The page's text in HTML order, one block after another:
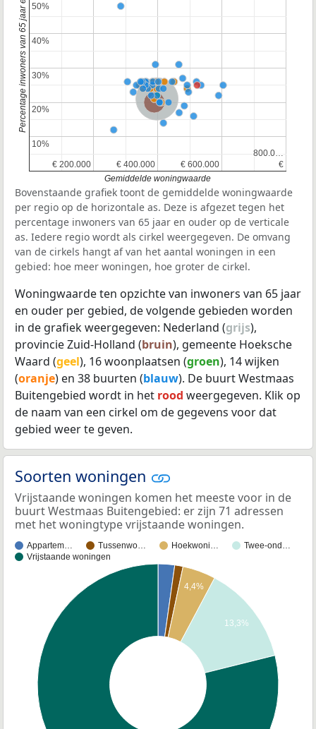
Nederland
Provincie Zuid-Holland
€ 200.000
€ 200.000 € 400.000
€ 400.000 € 600.000
€ 600.000 €
€
800.0…
800.0…
10%
10%
20%
20%
30%
30%
40%
40%
50%
50%
Gemiddelde woningwaarde
Percentage inwoners van 65 jaar en ouder
Bovenstaande grafiek toont de gemiddelde woningwaarde
per regio op de horizontale as. Deze is afgezet tegen het
percentage inwoners van 65 jaar en ouder op de verticale
as. Iedere regio wordt als cirkel weergegeven. De omvang
van de cirkels hangt af van het aantal woningen in een
gebied: hoe meer woningen, hoe groter de cirkel.
Woningwaarde ten opzichte van inwoners van 65 jaar
en ouder per gebied, de volgende gebieden worden
in de grafiek weergegeven: Nederland (grijs),
provincie Zuid-Holland (bruin), gemeente Hoeksche
Waard (geel), 16 woonplaatsen (groen), 14 wijken
(oranje) en 38 buurten (blauw). De buurt Westmaas
Buitengebied wordt in het rood weergegeven. Klik op
de naam van een cirkel om de gegevens voor dat
gebied weer te geven.
Soorten woningen
Vrijstaande woningen komen het meeste voor in de
buurt Westmaas Buitengebied: er zijn 71 adressen
met het woningtype vrijstaande woningen.
Appartem… Tussenwo… Hoekwoni…
Twee-ond…
Vrijstaande woningen
4,4%
13,3%